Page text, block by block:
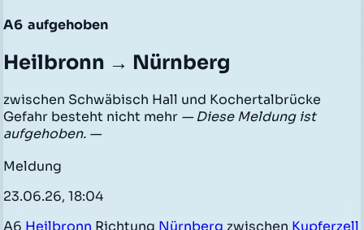
A6 aufgehoben
Heilbronn → Nürnberg
zwischen Schwäbisch Hall und Kochertalbrücke
Gefahr besteht nicht mehr — Diese Meldung ist
aufgehoben. —
Meldung
23.06.26, 18:04
A6 Heilbronn Richtung Nürnberg zwischen Kupferzell